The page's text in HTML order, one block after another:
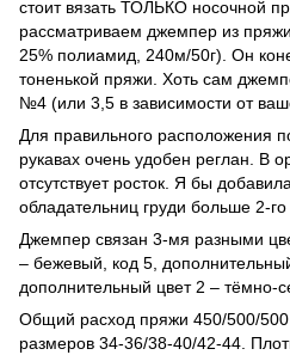
стоит вязать ТОЛЬКО носочной
рассматриваем джемпер из
25% полиамид, 240м/50г). Он
тоненькой пряжи. Хоть сам
№4 (или 3,5 в зависимости от
Для правильного расположения
рукавах очень удобен реглан. В
отсутствует росток. Я бы
обладательниц груди больше 2-го
Джемпер связан 3-мя разными
– бежевый, код 5,
дополнительный цвет 2 – тёмно-
Общий расход пряжи 450/500/
размеров 34-36/38-40/42-44.